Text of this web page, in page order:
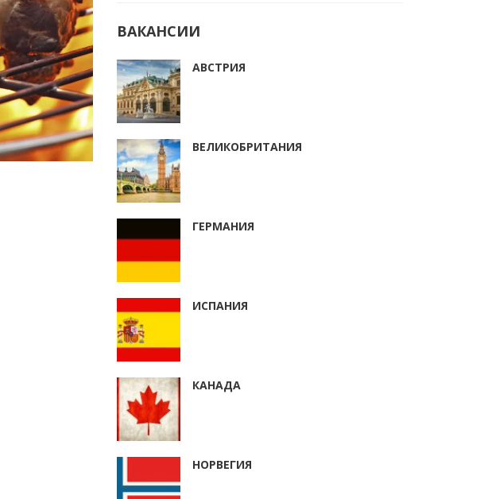
ВАКАНСИИ
АВСТРИЯ
ВЕЛИКОБРИТАНИЯ
ГЕРМАНИЯ
ИСПАНИЯ
КАНАДА
НОРВЕГИЯ